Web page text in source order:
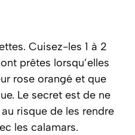
Cuisez-les 1 à 2
prêtes lorsqu’elles
rose orangé et que
Le secret est de ne
risque de les rendre
les calamars.